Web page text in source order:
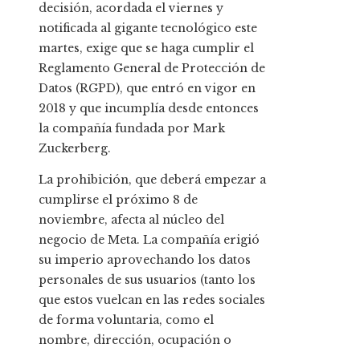
decisión, acordada el viernes y
notificada al gigante tecnológico este
martes, exige que se haga cumplir el
Reglamento General de Protección de
Datos (RGPD), que entró en vigor en
2018 y que incumplía desde entonces
la compañía fundada por Mark
Zuckerberg.
La prohibición, que deberá empezar a
cumplirse el próximo 8 de
noviembre, afecta al núcleo del
negocio de Meta. La compañía erigió
su imperio aprovechando los datos
personales de sus usuarios (tanto los
que estos vuelcan en las redes sociales
de forma voluntaria, como el
nombre, dirección, ocupación o